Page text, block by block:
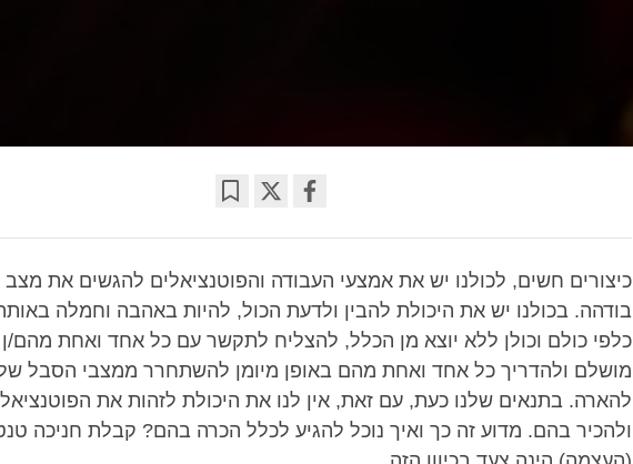
facebook
כיצורים חשים, לכולנו יש את אמצעי העבודה והפוטנציאלים להגשים את
בודהה. בכולנו יש את היכולת להבין ולדעת הכול, להיות באהבה וחמלה
כלפי כולם וכולן ללא יוצא מן הכלל, להצליח לתקשר עם כל אחד ואחת מהם/ן
מושלם ולהדריך כל אחד ואחת מהם באופן מיומן להשתחרר ממצבי הסבל
להארה. בתנאים שלנו כעת, עם זאת, אין לנו את היכולת לזהות את
ולהכיר בהם. מדוע זה כך ואיך נוכל להגיע לכלל הכרה בהם? קבלת חניכה